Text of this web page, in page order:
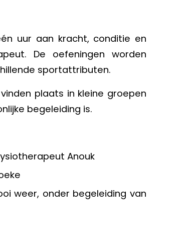
uur aan kracht, conditie en
De oefeningen worden
sportattributen.
plaats in kleine groepen
begeleiding is.
Anouk
weer, onder begeleiding van